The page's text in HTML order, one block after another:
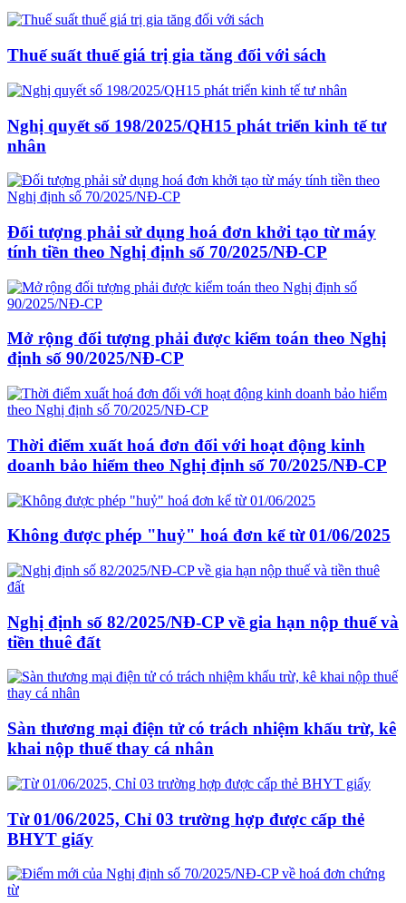
Thuế suất thuế giá trị gia tăng đối với sách
Nghị quyết số 198/2025/QH15 phát triển kinh tế tư
nhân
Đối tượng phải sử dụng hoá đơn khởi tạo từ máy
tính tiền theo Nghị định số 70/2025/NĐ-CP
Mở rộng đối tượng phải được kiểm toán theo Nghị
định số 90/2025/NĐ-CP
Thời điểm xuất hoá đơn đối với hoạt động kinh
doanh bảo hiểm theo Nghị định số 70/2025/NĐ-CP
Không được phép "huỷ" hoá đơn kể từ 01/06/2025
Nghị định số 82/2025/NĐ-CP về gia hạn nộp thuế và
tiền thuê đất
Sàn thương mại điện tử có trách nhiệm khấu trừ, kê
khai nộp thuế thay cá nhân
Từ 01/06/2025, Chỉ 03 trường hợp được cấp thẻ
BHYT giấy